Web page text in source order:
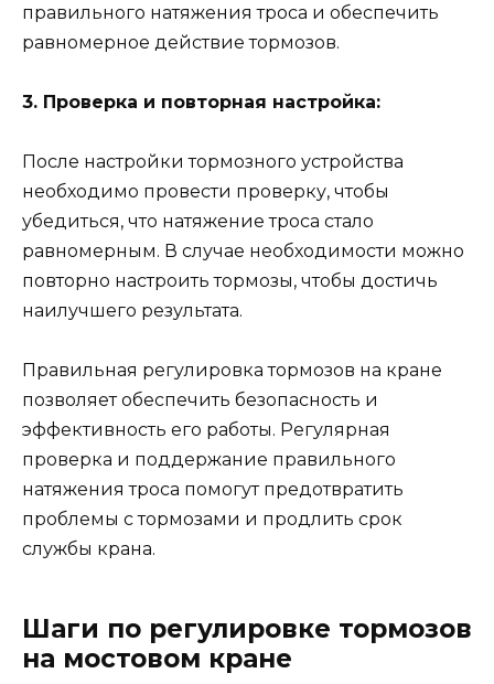
правильного натяжения троса и обеспечить
равномерное действие тормозов.
3. Проверка и повторная настройка:
После настройки тормозного устройства
необходимо провести проверку, чтобы
убедиться, что натяжение троса стало
равномерным. В случае необходимости можно
повторно настроить тормозы, чтобы достичь
наилучшего результата.
Правильная регулировка тормозов на кране
позволяет обеспечить безопасность и
эффективность его работы. Регулярная
проверка и поддержание правильного
натяжения троса помогут предотвратить
проблемы с тормозами и продлить срок
службы крана.
Шаги по регулировке тормозов
на мостовом кране